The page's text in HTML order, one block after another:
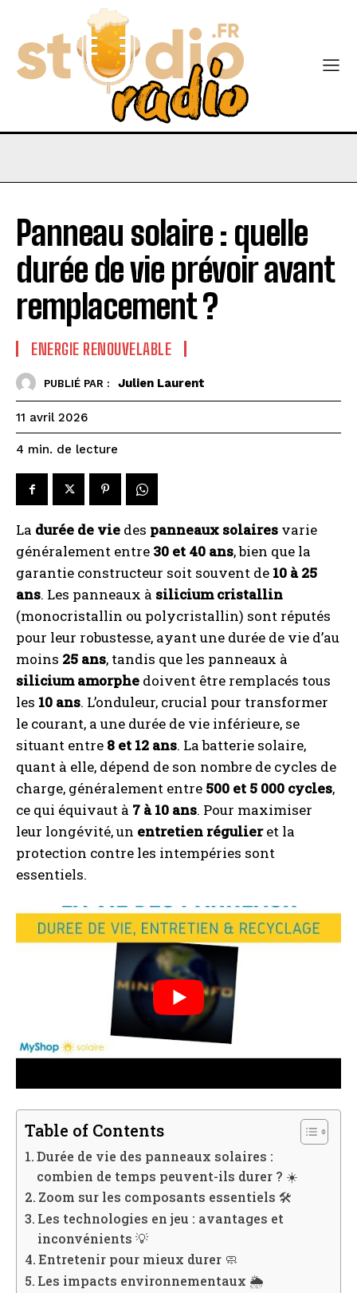
Panneau solaire : quelle
durée de vie prévoir avant
remplacement ?
ENERGIE RENOUVELABLE
PUBLIÉ PAR : Julien Laurent
11 avril 2026
4 min. de lecture
La durée de vie des panneaux solaires varie
généralement entre 30 et 40 ans, bien que la
garantie constructeur soit souvent de 10 à 25
ans. Les panneaux à silicium cristallin
(monocristallin ou polycristallin) sont réputés
pour leur robustesse, ayant une durée de vie d’au
moins 25 ans, tandis que les panneaux à
silicium amorphe doivent être remplacés tous
les 10 ans. L’onduleur, crucial pour transformer
le courant, a une durée de vie inférieure, se
situant entre 8 et 12 ans. La batterie solaire,
quant à elle, dépend de son nombre de cycles de
charge, généralement entre 500 et 5 000 cycles,
ce qui équivaut à 7 à 10 ans. Pour maximiser
leur longévité, un entretien régulieret la
protection contre les intempéries sont
essentiels.
Table of Contents
Durée de vie des panneaux solaires :
combien de temps peuvent-ils durer ? ☀️
Zoom sur les composants essentiels 🛠️
Les technologies en jeu : avantages et
inconvénients 💡
Entretenir pour mieux durer 🧼
Les impacts environnementaux 🌦️